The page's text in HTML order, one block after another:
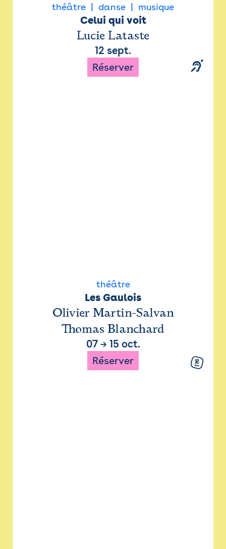
théâtre danse musique
Celui qui voit
Lucie Lataste
12 sept.
Réserver
théâtre
Les Gaulois
Olivier Martin-Salvan
Thomas Blanchard
07→ 15 oct.
Réserver